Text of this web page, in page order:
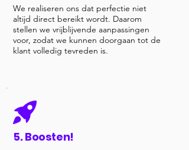
We realiseren ons dat perfectie niet
altijd direct bereikt wordt. Daarom
stellen we vrijblijvende aanpassingen
voor, zodat we kunnen doorgaan tot de
klant volledig tevreden is.
5. Boosten!